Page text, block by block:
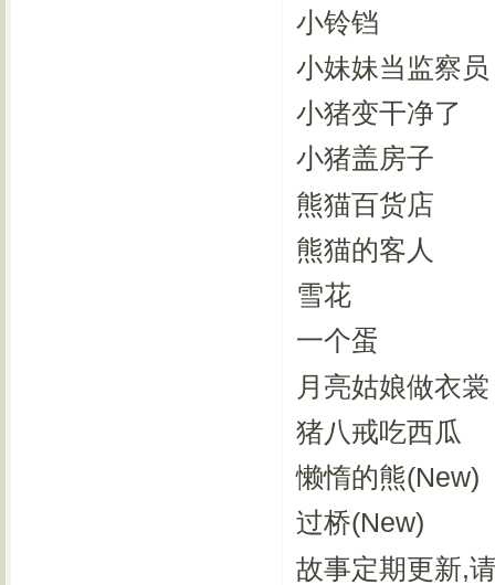
小铃铛
小妹妹当监察员
小猪变干净了
小猪盖房子
熊猫百货店
熊猫的客人
雪花
一个蛋
月亮姑娘做衣裳
猪八戒吃西瓜
懒惰的熊(New)
过桥(New)
故事定期更新,